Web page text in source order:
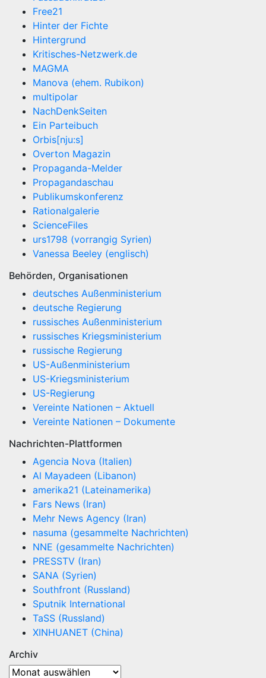
Free21
Hinter der Fichte
Hintergrund
Kritisches-Netzwerk.de
MAGMA
Manova (ehem. Rubikon)
multipolar
NachDenkSeiten
Ein Parteibuch
Orbis[nju:s]
Overton Magazin
Propaganda-Melder
Propagandaschau
Publikumskonferenz
Rationalgalerie
ScienceFiles
urs1798 (vorrangig Syrien)
Vanessa Beeley (englisch)
Behörden, Organisationen
deutsches Außenministerium
deutsche Regierung
russisches Außenministerium
russisches Kriegsministerium
russische Regierung
US-Außenministerium
US-Kriegsministerium
US-Regierung
Vereinte Nationen – Aktuell
Vereinte Nationen – Dokumente
Nachrichten-Plattformen
Agencia Nova (Italien)
Al Mayadeen (Libanon)
amerika21 (Lateinamerika)
Fars News (Iran)
Mehr News Agency (Iran)
nasuma (gesammelte Nachrichten)
NNE (gesammelte Nachrichten)
PRESSTV (Iran)
SANA (Syrien)
Southfront (Russland)
Sputnik International
TaSS (Russland)
XINHUANET (China)
Archiv
Archiv